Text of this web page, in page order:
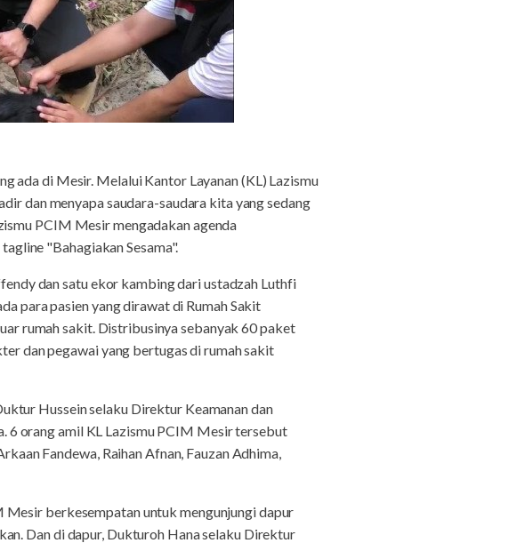
ada di Mesir. Melalui Kantor Layanan (KL) Lazismu
dan menyapa saudara-saudara kita yang sedang
PCIM Mesir mengadakan agenda
"Bahagiakan Sesama".
dan satu ekor kambing dari ustadzah Luthfi
para pasien yang dirawat di Rumah Sakit
rumah sakit. Distribusinya sebanyak 60 paket
dan pegawai yang bertugas di rumah sakit
Hussein selaku Direktur Keamanan dan
6 orang amil KL Lazismu PCIM Mesir tersebut
Fandewa, Raihan Afnan, Fauzan Adhima,
Mesir berkesempatan untuk mengunjungi dapur
Dan di dapur, Dukturoh Hana selaku Direktur